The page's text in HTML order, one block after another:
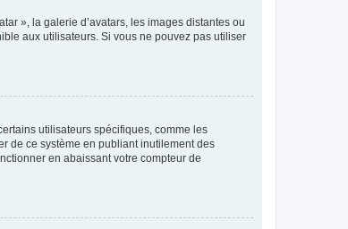
», la galerie d’avatars, les images distantes ou
aux utilisateurs. Si vous ne pouvez pas utiliser
utilisateurs spécifiques, comme les
de ce système en publiant inutilement des
en abaissant votre compteur de